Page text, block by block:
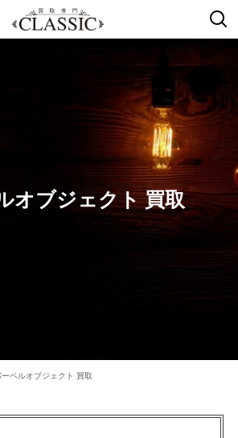
オブジェクト 買取
ーベルオブジェクト 買取